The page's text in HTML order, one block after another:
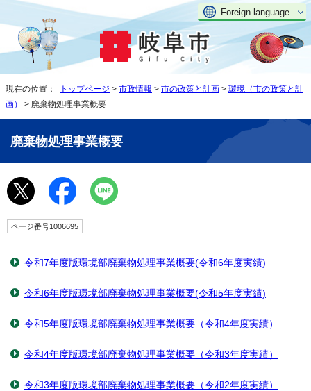
Foreign language
現在の位置： トップページ > 市政情報 > 市の政策と計画 > 環境（市の政策と計
画）
> 廃棄物処理事業概要
廃棄物処理事業概要
ページ番号1006695
令和7年度版環境部廃棄物処理事業概要(令和6年度実績)
令和6年度版環境部廃棄物処理事業概要(令和5年度実績)
令和5年度版環境部廃棄物処理事業概要（令和4年度実績）
令和4年度版環境部廃棄物処理事業概要（令和3年度実績）
令和3年度版環境部廃棄物処理事業概要（令和2年度実績）